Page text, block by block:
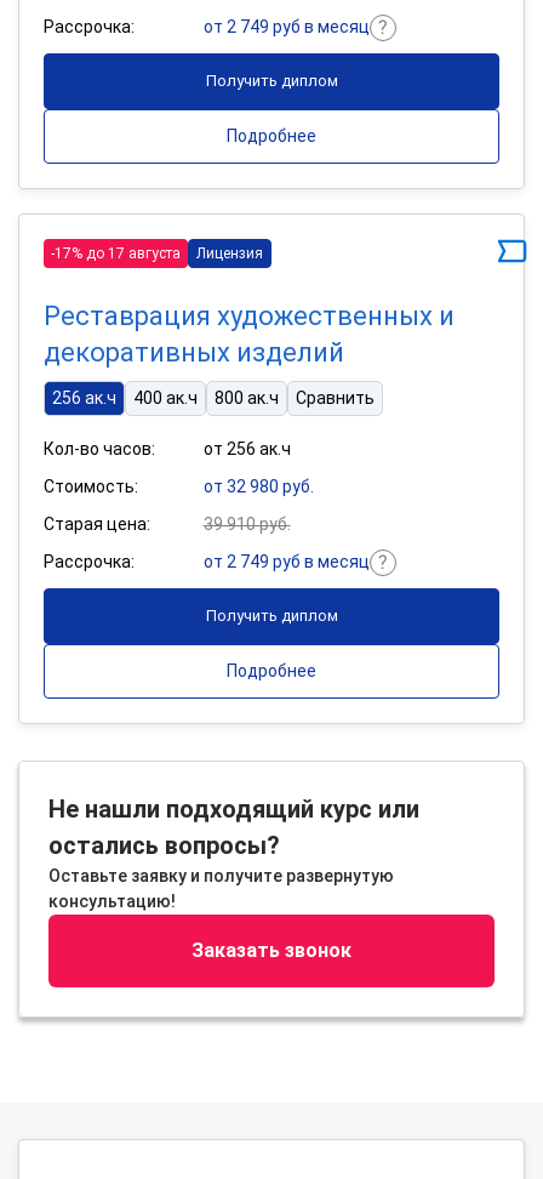
Рассрочка:
от 2 749 руб в месяц
Получить диплом
Подробнее
-17% до 17 августа Лицензия
Реставрация художественных и
декоративных изделий
256 ак.ч 400 ак.ч 800 ак.ч Сравнить
Кол-во часов:
от 256 ак.ч
Стоимость:
от 32 980 руб.
Старая цена:
39 910 руб.
Рассрочка:
от 2 749 руб в месяц
Получить диплом
Подробнее
Не нашли подходящий курс или
остались вопросы?
Оставьте заявку и получите развернутую
консультацию!
Заказать звонок